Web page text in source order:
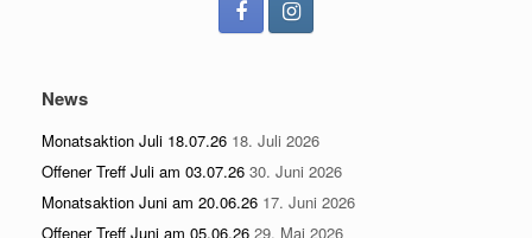
News
Monatsaktion Juli 18.07.26 18. Juli 2026
Offener Treff Juli am 03.07.26 30. Juni 2026
Monatsaktion Juni am 20.06.26 17. Juni 2026
Offener Treff Juni am 05.06.26 29. Mai 2026